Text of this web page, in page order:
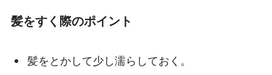
髪をすく際のポイント
髪をとかして少し濡らしておく。